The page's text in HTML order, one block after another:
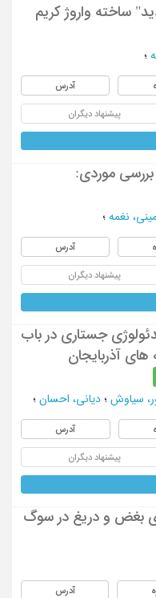
ساخته واروژ کریم
؛
آدرس
پیشنهاد دیگران
موردی:
نغمه ؛
آدرس
پیشنهاد دیگران
جستاری در باب
آذربایجان
سیاوش ؛ دیانی، احسان ؛
آدرس
پیشنهاد دیگران
بغض و دریغ در سوگ
آدرس